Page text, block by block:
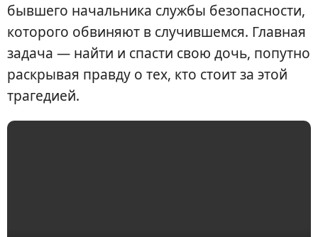
бывшего начальника службы безопасности,
которого обвиняют в случившемся. Главная
задача — найти и спасти свою дочь, попутно
раскрывая правду о тех, кто стоит за этой
трагедией.